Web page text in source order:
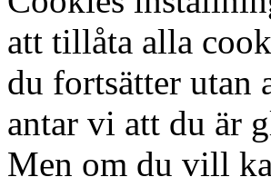
att tillåta alla
du fortsätter utan
antar vi att du är
Men om du vill